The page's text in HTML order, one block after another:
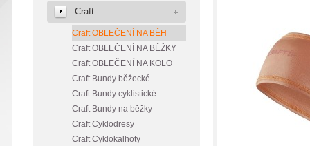
Craft
Craft OBLEČENÍ NA BĚH
Craft OBLEČENÍ NA BĚŽKY
Craft OBLEČENÍ NA KOLO
Craft Bundy běžecké
Craft Bundy cyklistické
Craft Bundy na běžky
Craft Cyklodresy
Craft Cyklokalhoty